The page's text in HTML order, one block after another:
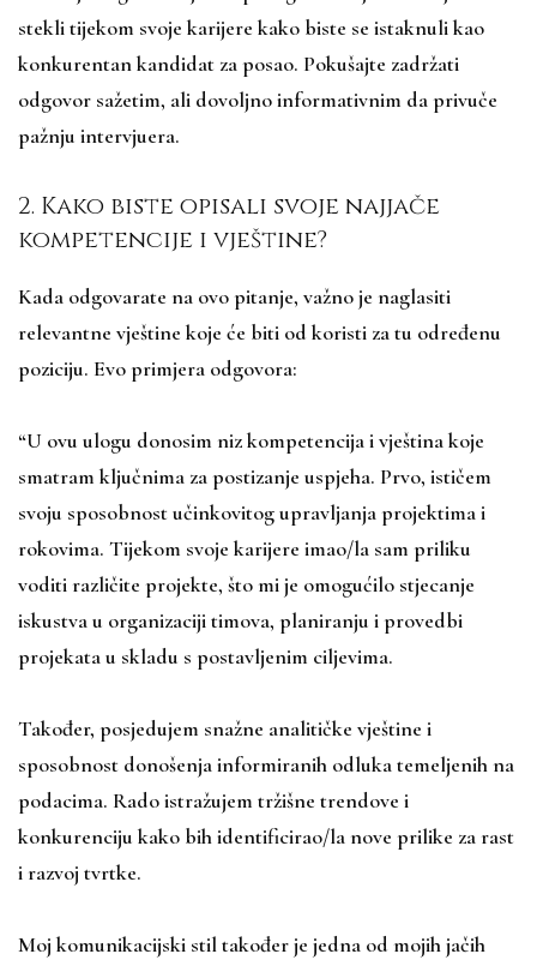
stekli tijekom svoje karijere kako biste se istaknuli kao
konkurentan kandidat za posao. Pokušajte zadržati
odgovor sažetim, ali dovoljno informativnim da privuče
pažnju intervjuera.
2. Kako biste opisali svoje najjače
kompetencije i vještine?
Kada odgovarate na ovo pitanje, važno je naglasiti
relevantne vještine koje će biti od koristi za tu određenu
poziciju. Evo primjera odgovora:
“U ovu ulogu donosim niz kompetencija i vještina koje
smatram ključnima za postizanje uspjeha. Prvo, ističem
svoju sposobnost učinkovitog upravljanja projektima i
rokovima. Tijekom svoje karijere imao/la sam priliku
voditi različite projekte, što mi je omogućilo stjecanje
iskustva u organizaciji timova, planiranju i provedbi
projekata u skladu s postavljenim ciljevima.
Također, posjedujem snažne analitičke vještine i
sposobnost donošenja informiranih odluka temeljenih na
podacima. Rado istražujem tržišne trendove i
konkurenciju kako bih identificirao/la nove prilike za rast
i razvoj tvrtke.
Moj komunikacijski stil također je jedna od mojih jačih